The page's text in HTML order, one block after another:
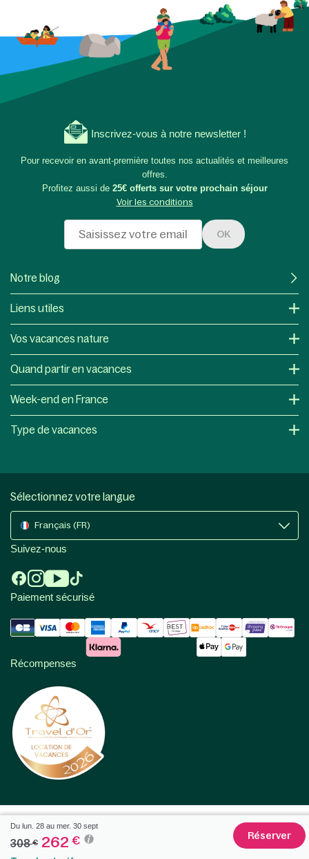
Du lun. 28 au mer. 30 sept
308€ 262 € Réserver
Inscrivez-vous à notre newsletter !
Pour recevoir en avant-première toutes nos actualités et meilleures
offres.
Profitez aussi de 25€ offerts sur votre prochain séjour
Voir les conditions
OK
Notre blog
Liens utiles
Vos vacances nature
Quand partir en vacances
Week-end en France
Type de vacances
Sélectionnez votre langue
Français (FR)
Suivez-nous
Paiement sécurisé
Récompenses